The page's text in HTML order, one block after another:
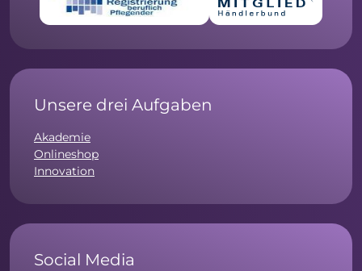
Unsere drei Aufgaben
Akademie
Onlineshop
Innovation
Social Media